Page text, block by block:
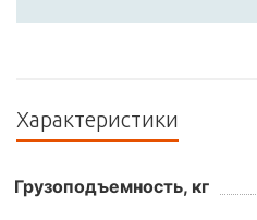
Характеристики
Грузоподъемность, кг